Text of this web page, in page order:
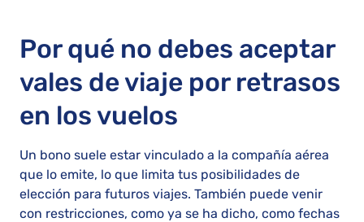
Por qué no debes aceptar
vales de viaje por retrasos
en los vuelos
Un bono suele estar vinculado a la compañía aérea
que lo emite, lo que limita tus posibilidades de
elección para futuros viajes. También puede venir
con restricciones, como ya se ha dicho, como fechas